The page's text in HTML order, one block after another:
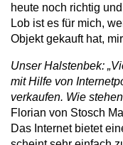
heute noch richtig
Lob ist es für mich,
Objekt gekauft hat,
Unser Halstenbek:
mit Hilfe von
verkaufen. Wie
Florian von Stosch
Das Internet bietet